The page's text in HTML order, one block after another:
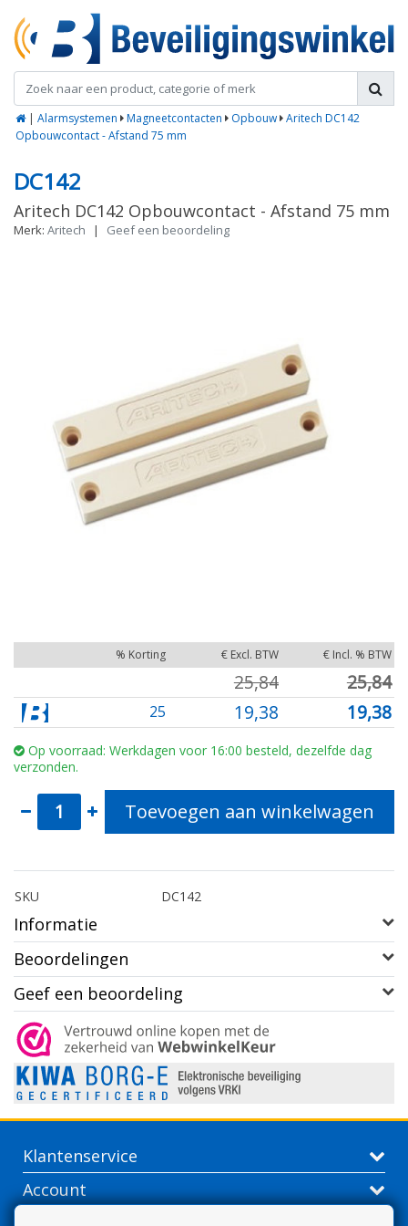
| Alarmsystemen Magneetcontacten Opbouw Aritech DC142
Opbouwcontact - Afstand 75 mm
DC142
Aritech DC142 Opbouwcontact - Afstand 75 mm
Merk: Aritech | Geef een beoordeling
% Korting € Excl. BTW € Incl. % BTW
25,84 25,84
25 19,38 19,38
Op voorraad: Werkdagen voor 16:00 besteld, dezelfde dag
verzonden.
Toevoegen aan winkelwagen
SKU DC142
Informatie
Beoordelingen
Geef een beoordeling
Klantenservice
Account